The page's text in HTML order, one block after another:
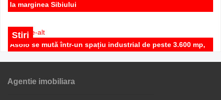
la marginea Sibiului
Stiri
Asolo se mută într-un spațiu industrial de peste 3.600 mp,
Stiri
Agentie imobiliara